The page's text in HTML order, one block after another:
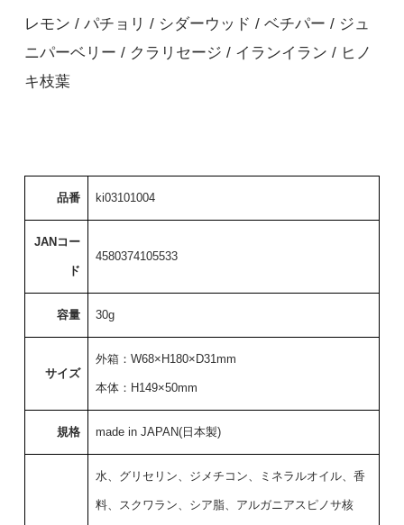
レモン / パチョリ / シダーウッド / ベチパー / ジュ
ニパーベリー / クラリセージ / イランイラン / ヒノ
キ枝葉
品番 ki03101004
JANコー
ド
4580374105533
容量 30g
サイズ
外箱：W68×H180×D31mm
本体：H149×50mm
規格 made in JAPAN(日本製)
水、グリセリン、ジメチコン、ミネラルオイル、香
料、スクワラン、シア脂、アルガニアスピノサ核